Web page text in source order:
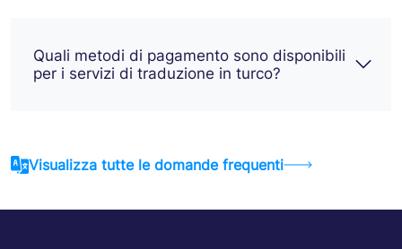
Quali metodi di pagamento sono disponibili
per i servizi di traduzione in turco?
Visualizza tutte le domande frequenti